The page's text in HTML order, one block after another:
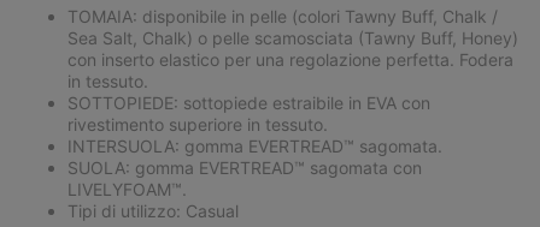
TOMAIA: disponibile in pelle (colori Tawny Buff, Chalk /
Sea Salt, Chalk) o pelle scamosciata (Tawny Buff, Honey)
con inserto elastico per una regolazione perfetta. Fodera
in tessuto.
SOTTOPIEDE: sottopiede estraibile in EVA con
rivestimento superiore in tessuto.
INTERSUOLA: gomma EVERTREAD™ sagomata.
SUOLA: gomma EVERTREAD™ sagomata con
LIVELYFOAM™.
Tipi di utilizzo: Casual